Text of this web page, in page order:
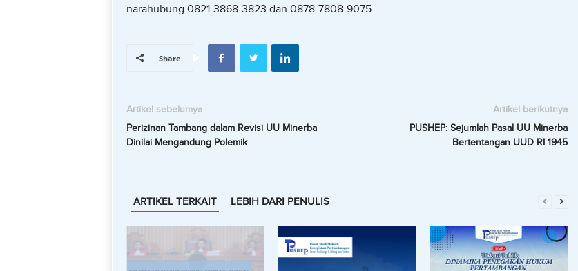
narahubung 0821-3868-3823 dan 0878-7808-9075
Share
Artikel sebelumya
Perizinan Tambang dalam Revisi UU Minerba
Dinilai Mengandung Polemik
Artikel berikutnya
PUSHEP: Sejumlah Pasal UU Minerba
Bertentangan UUD RI 1945
ARTIKEL TERKAIT LEBIH DARI PENULIS